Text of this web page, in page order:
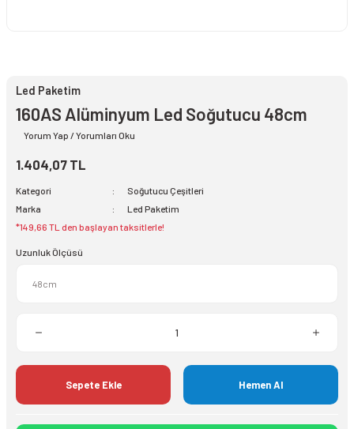
Led Paketim
160AS Alüminyum Led Soğutucu 48cm
Yorum Yap / Yorumları Oku
1.404,07 TL
Kategori
Soğutucu Çeşitleri
Marka
Led Paketim
*149,66 TL den başlayan taksitlerle!
Uzunluk Ölçüsü
Sepete Ekle Hemen Al